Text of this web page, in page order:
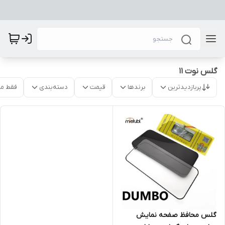
گلس نوت 11
پربازدیدترین برندها قیمت دسته‌بندی فقط
گلس محافظ صفحه نمایش